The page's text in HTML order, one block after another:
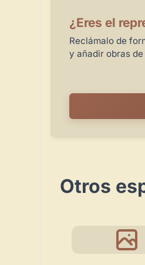
¿Eres el
Reclámalo de
y añadir obras de
Otros